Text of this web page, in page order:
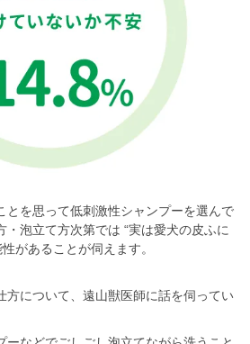
とを思って低刺激性シャンプーを選んで
・泡立て方次第では “実は愛犬の皮ふに
があることが伺えます。
方について、遠山獣医師に話を伺ってい